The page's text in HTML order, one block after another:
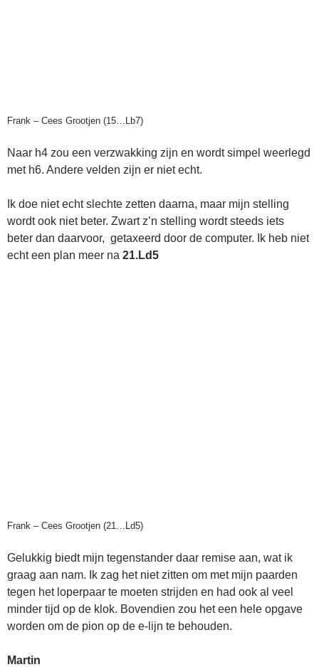
Frank – Cees Grootjen (15…Lb7)
Naar h4 zou een verzwakking zijn en wordt simpel weerlegd
met h6. Andere velden zijn er niet echt.
Ik doe niet echt slechte zetten daarna, maar mijn stelling
wordt ook niet beter. Zwart z’n stelling wordt steeds iets
beter dan daarvoor, getaxeerd door de computer. Ik heb niet
echt een plan meer na 21.Ld5
Frank – Cees Grootjen (21…Ld5)
Gelukkig biedt mijn tegenstander daar remise aan, wat ik
graag aan nam. Ik zag het niet zitten om met mijn paarden
tegen het loperpaar te moeten strijden en had ook al veel
minder tijd op de klok. Bovendien zou het een hele opgave
worden om de pion op de e-lijn te behouden.
Martin